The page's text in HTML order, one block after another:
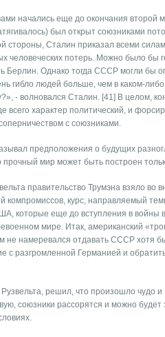
начались еще до окончания второй
был открыт союзниками
стороны, Сталин приказал всеми
человеческих потерь. Можно было бы
Берлин. Однако тогда СССР могли бы
гибло людей больше, чем в каком-
- волновался Сталин. [41] В целом,
всего характер политический, и
с союзниками.
предположения о будущих
прочный мир может быть построен
правительство Трумэна взяло во
компромиссов, курс, направляемый
которые еще до вступления в войны
мире. Итак, американский
не намеревался отдавать СССР хотя
с разгромленной Германией и
решил, что произошло чудо
союзники рассорятся и можно будет